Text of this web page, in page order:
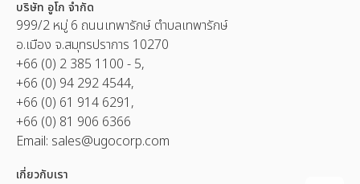
บริษัท อูโก จำกัด
999/2 หมู่ 6 ถนนเทพารักษ์ ตำบลเทพารักษ์
อ.เมือง จ.สมุทรปราการ 10270
+66 (0) 2 385 1100 - 5,
+66 (0) 94 292 4544,
+66 (0) 61 914 6291,
+66 (0) 81 906 6366
Email: sales@ugocorp.com
เกี่ยวกับเรา